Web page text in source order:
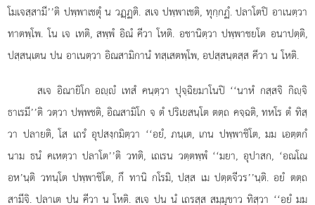
โมเจสฺสามี’’ติ ปพฺพาเชตุํ น วฏฺฏติ. สเจ ปพฺพาเชติ, ทุกฺกฏํ. ปลาโตปิ อาเนตฺวา
ทาตพฺโพ. โน เจ เทติ, สพฺพํ อิณํ คีวา โหติ. อชานิตฺวา ปพฺพาชยโต อนาปตฺติ,
ปสฺสนฺเตน ปน อาเนตฺวา อิณสามิกานํ ทสฺเสตพฺโพ, อปสฺสนฺตสฺส คีวา น โหติ.
สเจ อิณายิโก อฺํ เทสํ คนฺตฺวา ปุจฺฉิยมาโนปิ ‘‘นาหํ กสฺสจิ กิฺจิ
ธาเรมี’’ติ วตฺวา ปพฺพชติ, อิณสามิโก จ ตํ ปริเยสนฺโต ตตฺถ คจฺฉติ, ทหโร ตํ ทิสฺ
วา ปลายติ, โส เถรํ อุปสงฺกมิตฺวา ‘‘อยํ, ภนฺเต, เกน ปพฺพาชิโต, มม เอตฺตกํ
นาม ธนํ คเหตฺวา ปลาโต’’ติ วทติ, เถเรน วตฺตพฺพํ ‘‘มยา, อุปาสก, ‘อณโณ
อห’นฺติ วทนฺโต ปพฺพาชิโต, กึ ทานิ กโรมิ, ปสฺส เม ปตฺตจีวร’’นฺติ. อยํ ตตฺถ
สามีจิ. ปลาเต ปน คีวา น โหติ. สเจ ปน นํ เถรสฺส สมฺมุขาว ทิสฺวา ‘‘อยํ มม